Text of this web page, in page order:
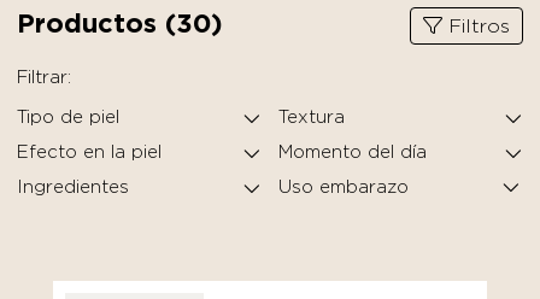
Productos (30) Filtros
Filtrar:
Tipo de piel
Textura
Efecto en la piel
Momento del día
Ingredientes